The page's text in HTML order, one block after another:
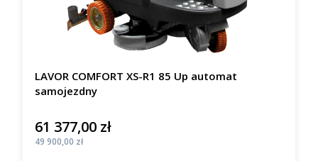
LAVOR COMFORT XS-R1 85 Up automat
samojezdny
Cena
61 377,00 zł
Cena
49 900,00 zł